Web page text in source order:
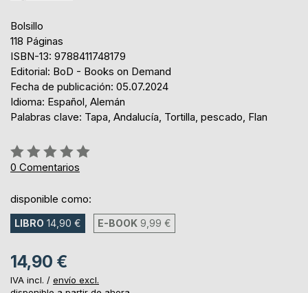
Bolsillo
118 Páginas
ISBN-13: 9788411748179
Editorial: BoD - Books on Demand
Fecha de publicación: 05.07.2024
Idioma: Español, Alemán
Palabras clave: Tapa, Andalucía, Tortilla, pescado, Flan
Rating:
0%
0 Comentarios
disponible como:
LIBRO 14,90 € E-BOOK 9,99 €
14,90 €
IVA incl. / envío excl.